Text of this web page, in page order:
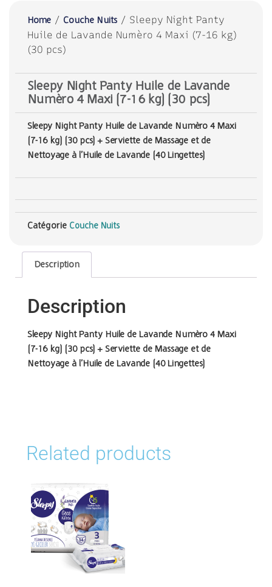
Home / Couche Nuits / Sleepy Night Panty
Huile de Lavande Numèro 4 Maxi (7-16 kg)
(30 pcs)
Sleepy Night Panty Huile de Lavande
Numèro 4 Maxi (7-16 kg) (30 pcs)
Sleepy Night Panty Huile de Lavande Numèro 4 Maxi
(7-16 kg) (30 pcs) + Serviette de Massage et de
Nettoyage à l’Huile de Lavande (40 Lingettes)
Catégorie Couche Nuits
Description
Description
Sleepy Night Panty Huile de Lavande Numèro 4 Maxi
(7-16 kg) (30 pcs) + Serviette de Massage et de
Nettoyage à l’Huile de Lavande (40 Lingettes)
Related products